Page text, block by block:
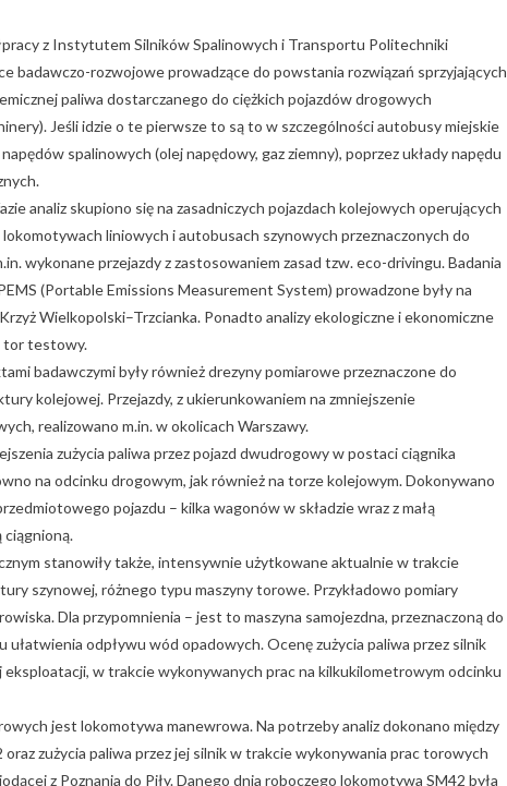
z Instytutem Silników Spalinowych i Transportu Politechniki
badawczo-rozwojowe prowadzące do powstania rozwiązań sprzyjających
paliwa dostarczanego do ciężkich pojazdów drogowych
Jeśli idzie o te pierwsze to są to w szczególności autobusy miejskie
spalinowych (olej napędowy, gaz ziemny), poprzez układy napędu
analiz skupiono się na zasadniczych pojazdach kolejowych operujących
liniowych i autobusach szynowych przeznaczonych do
wykonane przejazdy z zastosowaniem zasad tzw. eco-drivingu. Badania
(Portable Emissions Measurement System) prowadzone były na
Wielkopolski–Trzcianka. Ponadto analizy ekologiczne i ekonomiczne
tor testowy.
badawczymi były również drezyny pomiarowe przeznaczone do
kolejowej. Przejazdy, z ukierunkowaniem na zmniejszenie
realizowano m.in. w okolicach Warszawy.
zużycia paliwa przez pojazd dwudrogowy w postaci ciągnika
na odcinku drogowym, jak również na torze kolejowym. Dokonywano
pojazdu – kilka wagonów w składzie wraz z małą
ciągnioną.
stanowiły także, intensywnie użytkowane aktualnie w trakcie
szynowej, różnego typu maszyny torowe. Przykładowo pomiary
Dla przypomnienia – jest to maszyna samojezdna, przeznaczoną do
ułatwienia odpływu wód opadowych. Ocenę zużycia paliwa przez silnik
w trakcie wykonywanych prac na kilkukilometrowym odcinku
jest lokomotywa manewrowa. Na potrzeby analiz dokonano między
zużycia paliwa przez jej silnik w trakcie wykonywania prac torowych
z Poznania do Piły. Danego dnia roboczego lokomotywa SM42 była